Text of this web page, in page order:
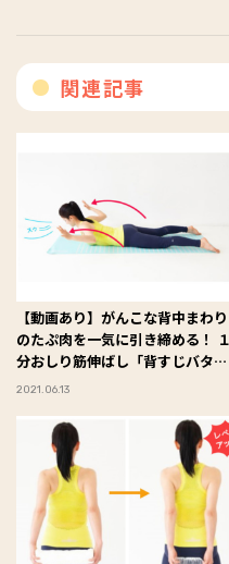
関連記事
【動画あり】がんこな背中まわり
のたぷ肉を一気に引き締める！ １
分おしり筋伸ばし「背すじバタフ
ライ」
2021.06.13